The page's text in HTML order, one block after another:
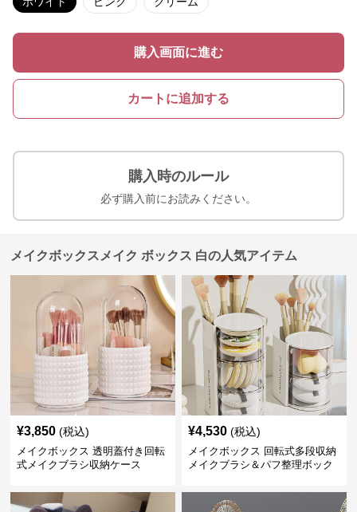
購入画面に進む
カートに追加する
購入時のルール
必ず購入前にお読みください。
メイクボックスメイク ボックス 白の人気アイテム
¥3,850 (税込)
メイクボックス 透明蓋付き回転
式メイクブラシ収納ケース
¥4,530 (税込)
メイクボックス 回転式多段収納
メイクブラシ＆パフ整理ボック